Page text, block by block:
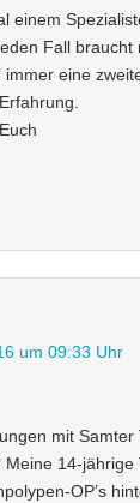
einem
Fall braucht
immer eine
um 09:33 Uhr
mit Samter
Meine 14-jährige
OP’s